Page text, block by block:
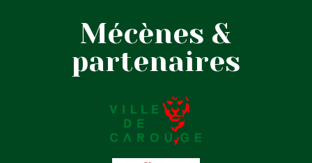
Mécènes &
partenaires